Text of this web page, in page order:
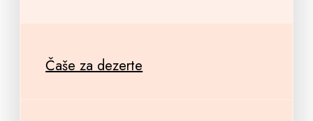
Čaše za dezerte